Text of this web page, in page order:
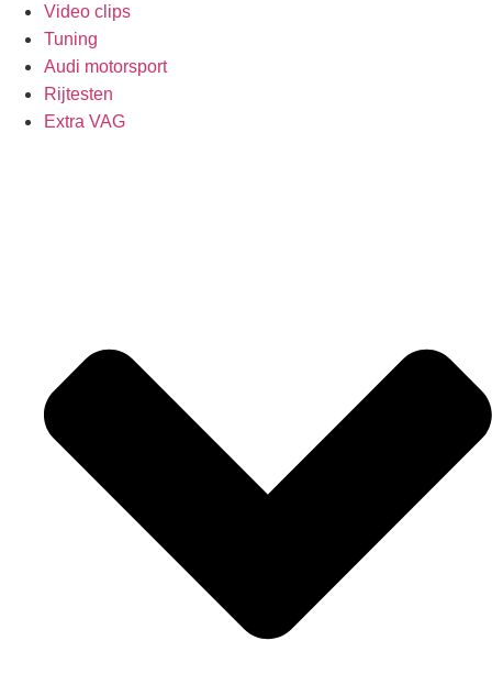
Video clips
Tuning
Audi motorsport
Rijtesten
Extra VAG